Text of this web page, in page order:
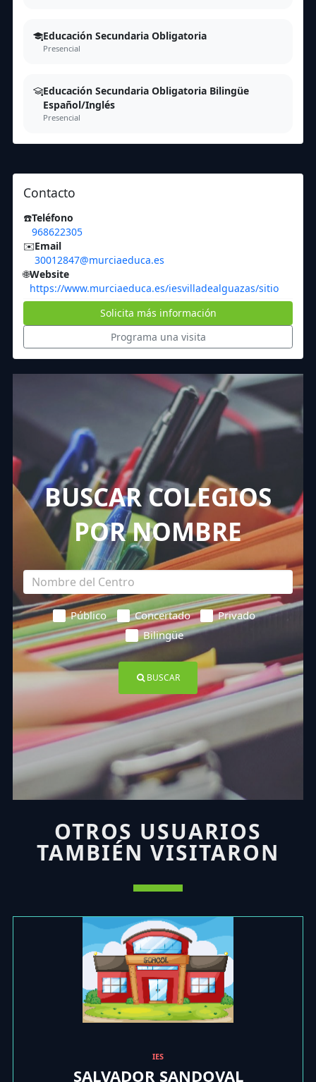
Educación Secundaria Obligatoria
Presencial
Educación Secundaria Obligatoria Bilingüe
Español/Inglés
Presencial
Contacto
☎️Teléfono
968622305
✉️Email
30012847@murciaeduca.es
🌐Website
https://www.murciaeduca.es/iesvilladealguazas/sitio
Solicita más información
Programa una visita
BUSCAR COLEGIOS
POR NOMBRE
Público Concertado
Privado
Bilingüe
BUSCAR
OTROS USUARIOS
TAMBIÉN VISITARON
IES
SALVADOR SANDOVAL